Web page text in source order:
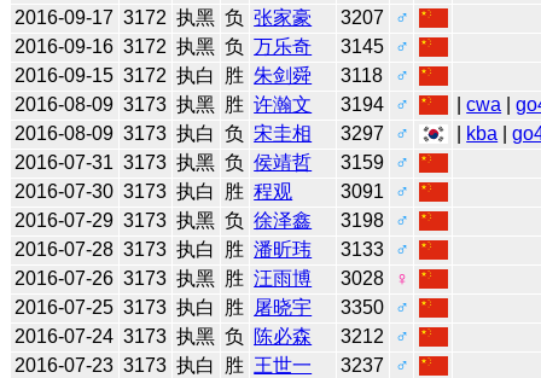
2016-09-17 3172 执黑 负 张家豪 3207
♂
2016-09-16 3172 执黑 负 万乐奇 3145
♂
2016-09-15 3172 执白 胜 朱剑舜 3118
♂
2016-08-09 3173 执黑 胜 许瀚文 3194 ♂ |cwa |
2016-08-09 3173 执白 负 宋圭相 3297 ♂ kba |
2016-07-31 3173 执黑 负 侯靖哲 3159
♂
2016-07-30 3173 执白 胜 程观 3091
♂
2016-07-29 3173 执黑 负 徐泽鑫 3198
♂
2016-07-28 3173 执白 胜 潘昕玮 3133
♂
2016-07-26 3173 执黑 胜 汪雨博 3028
♀
2016-07-25 3173 执白 胜 屠晓宇 3350
♂
2016-07-24 3173 执黑 负 陈必森 3212
♂
2016-07-23 3173 执白 胜 王世一 3237
♂